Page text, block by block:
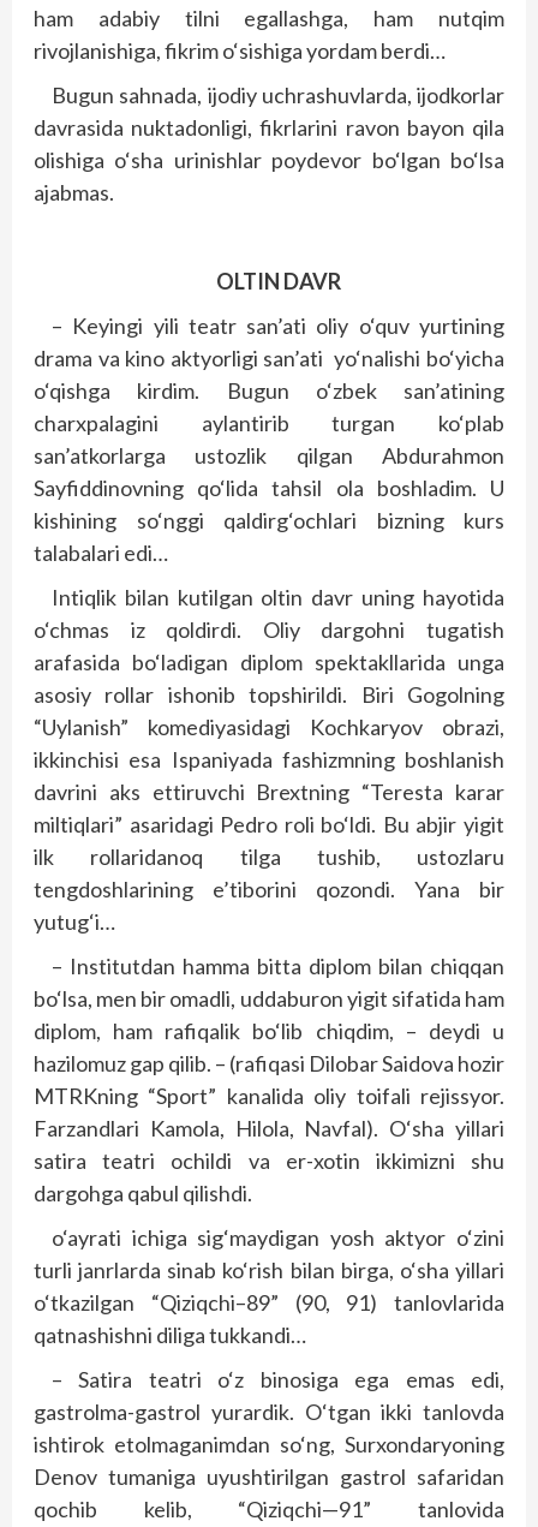
ham adabiy tilni egallashga, ham nutqim
rivojlanishiga, fikrim o‘sishiga yordam berdi…
Bugun sahnada, ijodiy uchrashuvlarda, ijodkorlar
davrasida nuktadonligi, fikrlarini ravon bayon qila
olishiga o‘sha urinishlar poydevor bo‘lgan bo‘lsa
ajabmas.
OLTIN DAVR
– Keyingi yili teatr san’ati oliy o‘quv yurtining
drama va kino aktyorligi san’ati yo‘nalishi bo‘yicha
o‘qishga kirdim. Bugun o‘zbek san’atining
charxpalagini aylantirib turgan ko‘plab
san’atkorlarga ustozlik qilgan Abdurahmon
Sayfiddinovning qo‘lida tahsil ola boshladim. U
kishining so‘nggi qaldirg‘ochlari bizning kurs
talabalari edi…
Intiqlik bilan kutilgan oltin davr uning hayotida
o‘chmas iz qoldirdi. Oliy dargohni tugatish
arafasida bo‘ladigan diplom spektakllarida unga
asosiy rollar ishonib topshirildi. Biri Gogolning
“Uylanish” komediyasidagi Kochkaryov obrazi,
ikkinchisi esa Ispaniyada fashizmning boshlanish
davrini aks ettiruvchi Brextning “Teresta karar
miltiqlari” asaridagi Pedro roli bo‘ldi. Bu abjir yigit
ilk rollaridanoq tilga tushib, ustozlaru
tengdoshlarining e’tiborini qozondi. Yana bir
yutug‘i…
– Institutdan hamma bitta diplom bilan chiqqan
bo‘lsa, men bir omadli, uddaburon yigit sifatida ham
diplom, ham rafiqalik bo‘lib chiqdim, – deydi u
hazilomuz gap qilib. – (rafiqasi Dilobar Saidova hozir
MTRKning “Sport” kanalida oliy toifali rejissyor.
Farzandlari Kamola, Hilola, Navfal). O‘sha yillari
satira teatri ochildi va er-xotin ikkimizni shu
dargohga qabul qilishdi.
o‘ayrati ichiga sig‘maydigan yosh aktyor o‘zini
turli janrlarda sinab ko‘rish bilan birga, o‘sha yillari
o‘tkazilgan “Qiziqchi–89” (90, 91) tanlovlarida
qatnashishni diliga tukkandi…
– Satira teatri o‘z binosiga ega emas edi,
gastrolma-gastrol yurardik. O‘tgan ikki tanlovda
ishtirok etolmaganimdan so‘ng, Surxondaryoning
Denov tumaniga uyushtirilgan gastrol safaridan
qochib kelib, “Qiziqchi—91” tanlovida